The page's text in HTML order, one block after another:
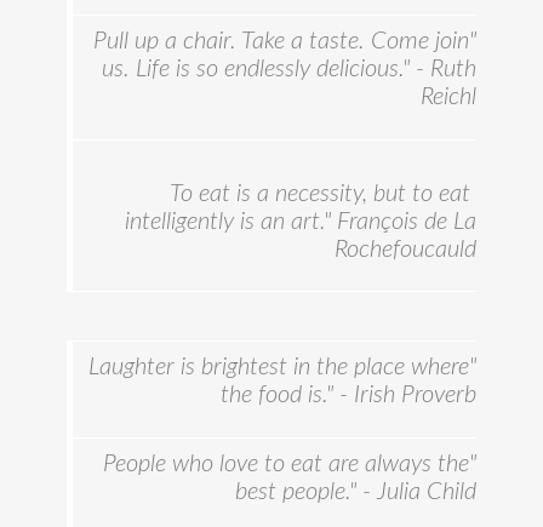
"Pull up a chair. Take a taste. Come join
us. Life is so endlessly delicious." - Ruth
Reichl
To eat is a necessity, but to eat
intelligently is an art." François de La
Rochefoucauld
"Laughter is brightest in the place where
the food is." - Irish Proverb
"People who love to eat are always the
best people." - Julia Child